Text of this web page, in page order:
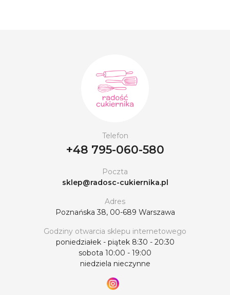
Telefon
+48 795-060-580
Poczta
sklep@radosc-cukiernika.pl
Adres
Poznańska 38, 00-689 Warszawa
Godziny otwarcia sklepu internetowego
poniedziałek - piątek 8:30 - 20:30
sobota 10:00 - 19:00
niedziela nieczynne